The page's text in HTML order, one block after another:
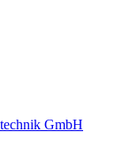
GmbH